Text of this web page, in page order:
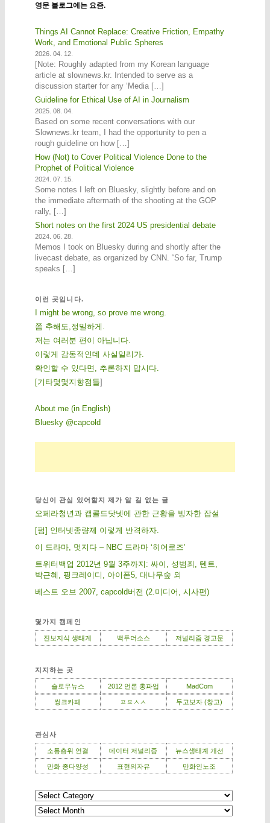
영문 블로그에는 요즘.
Things AI Cannot Replace: Creative Friction, Empathy
Work, and Emotional Public Spheres
2026. 04. 12.
[Note: Roughly adapted from my Korean language
article at slownews.kr. Intended to serve as a
discussion starter for any ‘Media […]
Guideline for Ethical Use of AI in Journalism
2025. 08. 04.
Based on some recent conversations with our
Slownews.kr team, I had the opportunity to pen a
rough guideline on how […]
How (Not) to Cover Political Violence Done to the
Prophet of Political Violence
2024. 07. 15.
Some notes I left on Bluesky, slightly before and on
the immediate aftermath of the shooting at the GOP
rally, […]
Short notes on the first 2024 US presidential debate
2024. 06. 28.
Memos I took on Bluesky during and shortly after the
livecast debate, as organized by CNN. “So far, Trump
speaks […]
이런 곳입니다.
I might be wrong, so prove me wrong.
쫌 추해도,정밀하게.
저는 여러분 편이 아닙니다.
이렇게 감동적인데 사실일리가.
확인할 수 있다면, 추론하지 맙시다.
[기 타몇 몇 지 향점 들]
About me (in English)
Bluesky @capcold
당신이 관심 있어할지 제가 알 길 없는 글
오페라청년과 캡콜드닷넷에 관한 근황을 빙자한 잡설
[펌] 인터넷종량제 이렇게 반격하자.
이 드라마, 멋지다 – NBC 드라마 ‘히어로즈’
트위터백업 2012년 9월 3주까지: 싸이, 성범죄, 텐트,
박근혜, 핑크레이디, 아이폰5, 대나무숲 외
베스트 오브 2007, capcold버전 (2.미디어, 시사편)
몇가지 캠페인
진보지식 생태계 백투더소스 저널리즘 경고문
지지하는 곳
슬로우뉴스 2012 언론 총파업 MadCom
씽크카페 ㅍㅍㅅㅅ 두고보자 (창고)
관심사
소통층위 연결 데이터 저널리즘 뉴스생태계 개선
만화 종다양성 표현의자유 만화인노조